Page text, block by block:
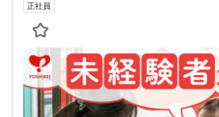
正社員